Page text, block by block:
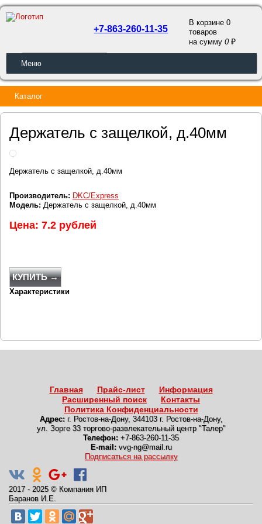
ОБРАТНЫЙ ЗВОНОК
+7-863-260-11-35
В корзине 0
товаров
на сумму0
Меню
Каталог
Держатель с защелкой, д.40мм
Держатель с защелкой, д.40мм
Производитель: DKC/Express
Модель: Держатель с защелкой, д.40мм
Цена: 7.2 рублей
КУПИТЬ →
Характеристики
Главная Прайс-лист
Информация
Расширенный поиск
Контакты
Политика Конфиденциальности
Адрес: г. Ростов-на-Дону, 344103 г. Ростов-на-Дону,
ул. Зорге 33 торгово-развлекательный центр "Талер"
Телефон: +7-863-260-11-35
E-mail: vvg-ng@mail.ru
Подписаться на рассылку
2017 - 2025 © Компания ИП
Баранов И.Е.